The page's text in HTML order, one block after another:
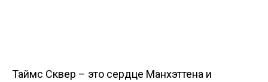
Таймс Сквер – это сердце Манхэттена и